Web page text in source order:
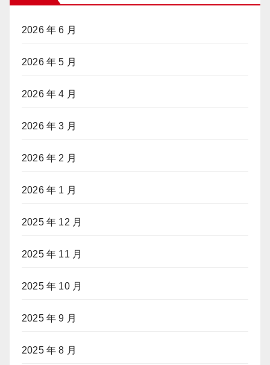
2026 年 6 月
2026 年 5 月
2026 年 4 月
2026 年 3 月
2026 年 2 月
2026 年 1 月
2025 年 12 月
2025 年 11 月
2025 年 10 月
2025 年 9 月
2025 年 8 月